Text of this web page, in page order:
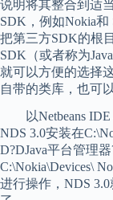
说明将其整合到适
SDK，例如Nokia和
把第三方SDK的根
SDK（或者称为
就可以方便的选择
自带的类库，也可
以Netbeans IDE
NDS 3.0安装在
D?DJava平台管理
C:\Nokia\Devices\
进行操作，NDS